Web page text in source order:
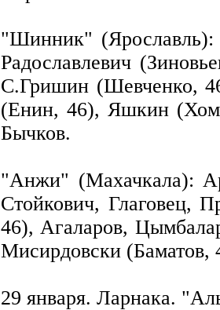
"Шинник" (Ярославль):
Радославлевич
С.Гришин (Шевченко,
(Енин, 46), Яшкин
Бычков.
"Анжи" (Махачкала):
Стойкович, Глаговец,
46), Агаларов,
Мисирдовски (Баматов,
29 января. Ларнака.